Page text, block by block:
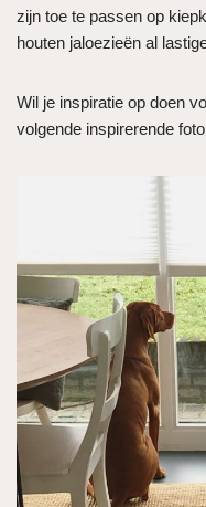
zijn toe te passen op
houten jaloezieën al
Wil je inspiratie op doen
volgende inspirerende